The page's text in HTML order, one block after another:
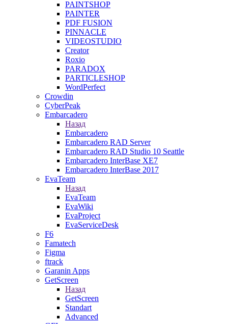
PAINTSHOP
PAINTER
PDF FUSION
PINNACLE
VIDEOSTUDIO
Creator
Roxio
PARADOX
PARTICLESHOP
WordPerfect
Crowdin
CyberPeak
Embarcadero
Назад
Embarcadero
Embarcadero RAD Server
Embarcadero RAD Studio 10 Seattle
Embarcadero InterBase XE7
Embarcadero InterBase 2017
EvaTeam
Назад
EvaTeam
EvaWiki
EvaProject
EvaServiceDesk
F6
Famatech
Figma
ftrack
Garanin Apps
GetScreen
Назад
GetScreen
Standart
Advanced